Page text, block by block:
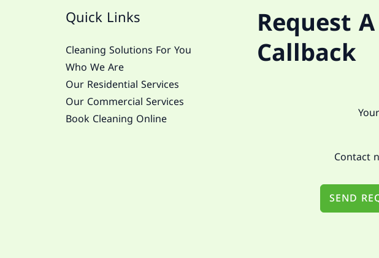
Request A
Callback
SEND
Quick Links
Cleaning Solutions For You
Who We Are
Our Residential Services
Our Commercial Services
Book Cleaning Online